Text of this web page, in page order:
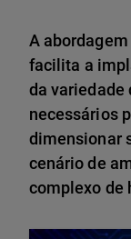
A
facilita a
da variedade
necessários
dimensionar
cenário de
complexo de